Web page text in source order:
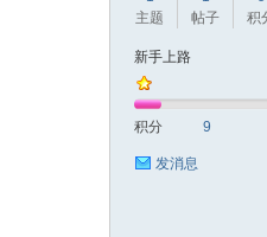
主题
帖子
积
新手上路
积分 9
发消息